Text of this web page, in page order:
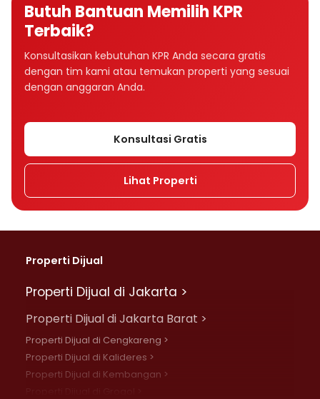
Butuh Bantuan Memilih KPR
Terbaik?
Konsultasikan kebutuhan KPR Anda secara gratis
dengan tim kami atau temukan properti yang sesuai
dengan anggaran Anda.
Konsultasi Gratis
Lihat Properti
Properti Dijual
Properti Dijual di Jakarta >
Properti Dijual di Jakarta Barat >
Properti Dijual di Cengkareng >
Properti Dijual di Kalideres >
Properti Dijual di Kembangan >